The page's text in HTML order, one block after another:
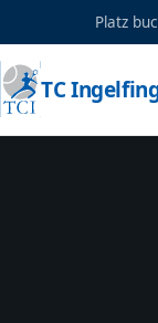
Platz
TC